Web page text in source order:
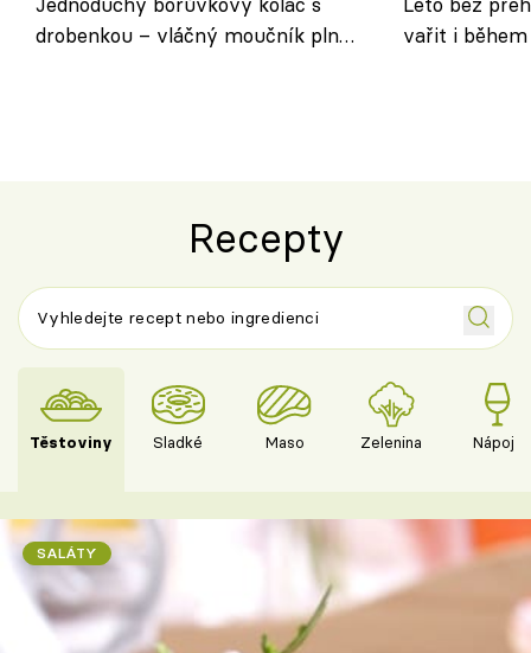
drobenkou – vláčný moučník plný
vařit i
Recepty
Těstoviny Sladké Maso Zelenina Nápoje
SALÁTY